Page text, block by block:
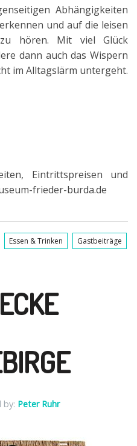
Abhängigkeiten
und auf die leisen
hören. Mit viel Glück
dann auch das Wispern
im Alltagslärm untergeht.
Eintrittspreisen und
frieder-burda.de
Essen & Trinken Gastbeiträge
by: Peter Ruhr